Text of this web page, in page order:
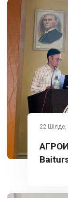
22 Шілде,